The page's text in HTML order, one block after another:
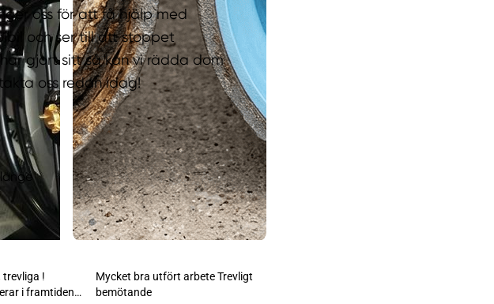
oss för att få hjälp med
och ser till att stoppet
gjort sitt så kan vi rädda dom
oss redan idag!